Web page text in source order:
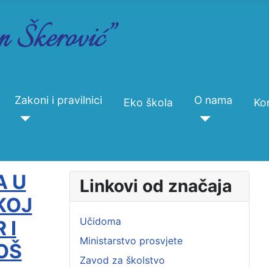
Zakoni i pravilnici Eko škola O nama
U
I
Linkovi od značaja
Učidoma
Ministarstvo prosvjete
Zavod za školstvo